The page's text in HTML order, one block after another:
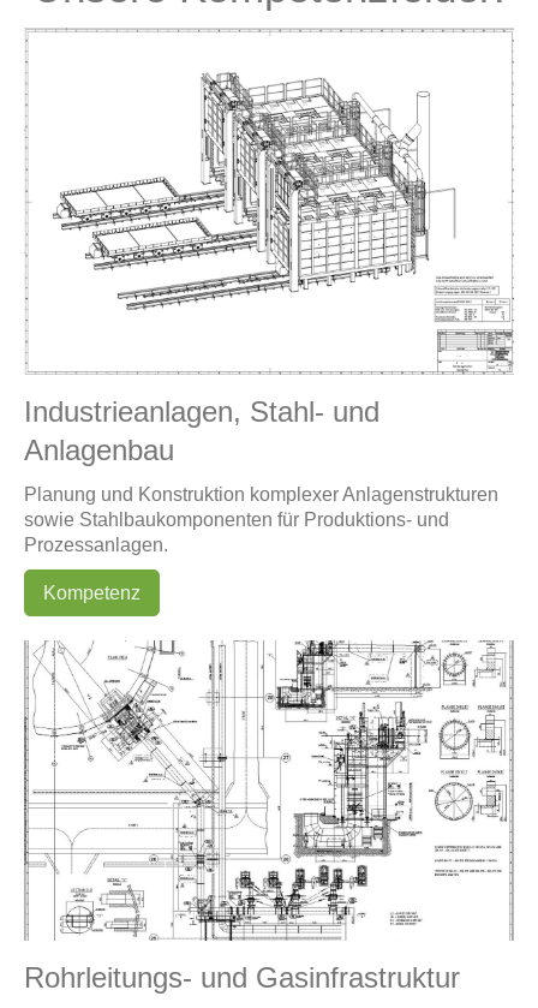
Industrieanlagen, Stahl- und
Anlagenbau
Planung und Konstruktion komplexer Anlagenstrukturen
sowie Stahlbaukomponenten für Produktions- und
Prozessanlagen.
Kompetenz
Rohrleitungs- und Gasinfrastruktur